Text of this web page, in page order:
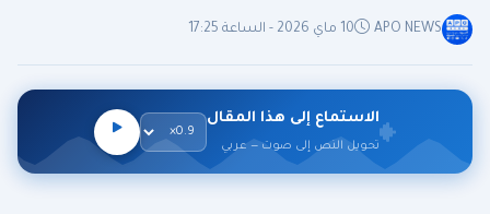
APO NEWS 10 ماي 2026 - الساعة 17:25
الاستماع إلى هذا المقال
تحويل النص إلى صوت — عربي